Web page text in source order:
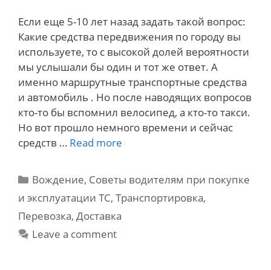
Если еще 5-10 лет назад задать такой вопрос:
Какие средства передвижения по городу вы
используете, то с высокой долей вероятности
мы услышали бы один и тот же ответ. А
именно маршрутные транспортные средства
и автомобиль . Но после наводящих вопросов
кто-то бы вспомнил велосипед, а кто-то такси.
Но вот прошло немного времени и сейчас
средств … Read more
городу.
Самый
Categories
Вождение, Советы водителям при покупке
и эксплуатации ТС, Транспортировка,
Перевозка, Доставка
Leave a comment